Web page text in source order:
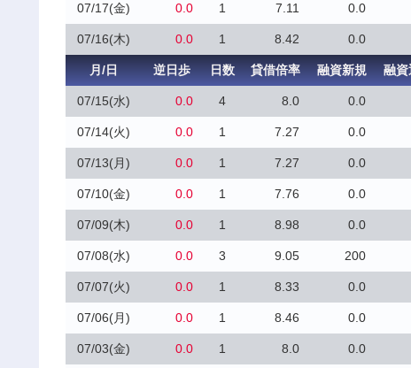
07/17(金) 0.0 1 7.11 0.0
07/16(木) 0.0 1 8.42 0.0
月/日 逆日歩 日数 貸借倍率 融資新規 融資
07/15(水) 0.0 4 8.0 0.0
07/14(火) 0.0 1 7.27 0.0
07/13(月) 0.0 1 7.27 0.0
07/10(金) 0.0 1 7.76 0.0
07/09(木) 0.0 1 8.98 0.0
07/08(水) 0.0 3 9.05 200
07/07(火) 0.0 1 8.33 0.0
07/06(月) 0.0 1 8.46 0.0
07/03(金) 0.0 1 8.0 0.0